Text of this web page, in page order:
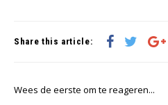
Share this article:
Wees de eerste om te reageren...